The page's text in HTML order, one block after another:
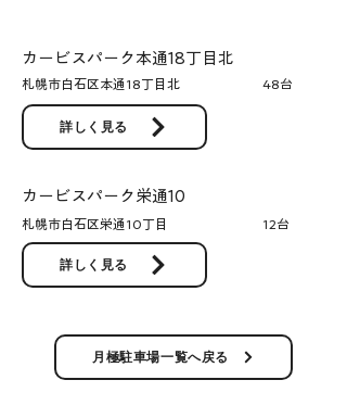
カービスパーク本通18丁目北
札幌市白石区本通18丁目北 48台
詳しく見る
カービスパーク栄通10
札幌市白石区栄通10丁目 12台
詳しく見る
月極駐車場一覧へ戻る